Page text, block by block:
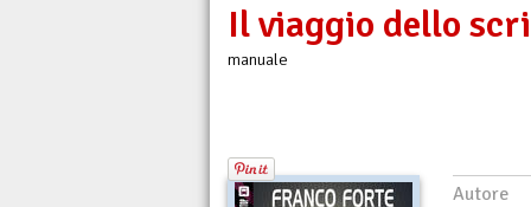
Il viaggio dello
manuale
Autore